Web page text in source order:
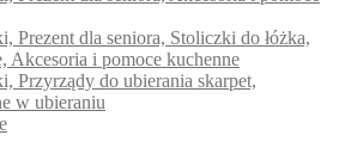
Prezent dla seniora, Stoliczki do łóżka,
Akcesoria i pomoce kuchenne
Przyrządy do ubierania skarpet,
w ubieraniu